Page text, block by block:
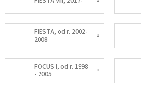
FIESTA, od r. 2002-
2008
FOCUS I, od r. 1998
- 2005